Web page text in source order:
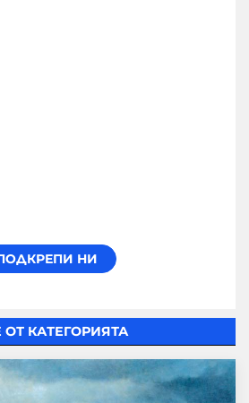
КАТЕГОРИЯТА